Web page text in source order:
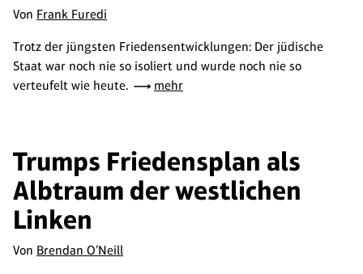
Von Frank Furedi
Trotz der jüngsten Friedensentwicklungen: Der jüdische
Staat war noch nie so isoliert und wurde noch nie so
verteufelt wie heute.
mehr
Trumps Friedensplan als
Albtraum der westlichen
Linken
Von Brendan O’Neill